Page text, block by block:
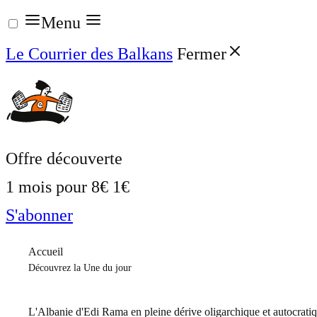
Aller
au
contenu
Menu
Le Courrier des Balkans Fermer
Offre découverte
1 mois pour 8€ 1€
S'abonner
Accueil
Découvrez la Une du jour
L'Albanie d'Edi Rama en pleine dérive oligarchique et